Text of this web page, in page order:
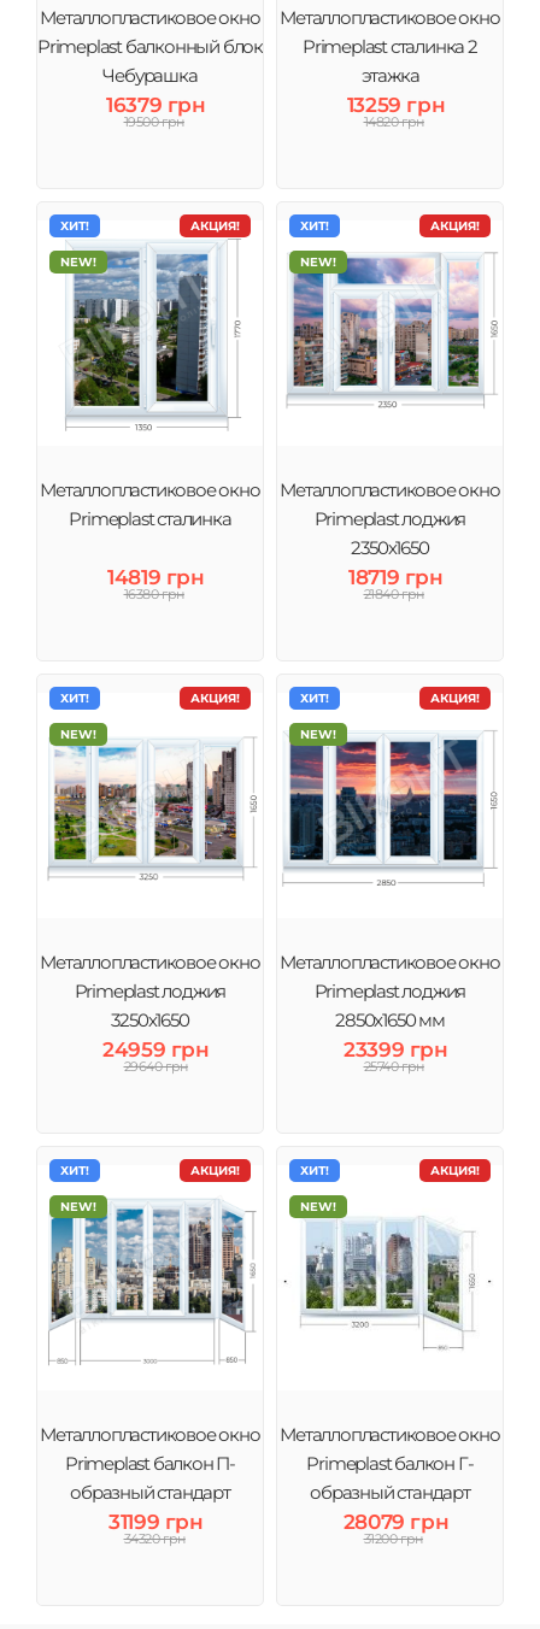
Металлопластиковое окно
Primeplast балконный блок
Чебурашка
16379 грн
19500 грн
Металлопластиковое окно
Primeplast сталинка 2
этажка
13259 грн
14820 грн
АКЦИЯ!
ХИТ!
NEW!
Металлопластиковое окно
Primeplast сталинка
14819 грн
16380 грн
АКЦИЯ!
ХИТ!
NEW!
Металлопластиковое окно
Primeplast лоджия
2350х1650
18719 грн
21840 грн
АКЦИЯ!
ХИТ!
NEW!
Металлопластиковое окно
Primeplast лоджия
3250х1650
24959 грн
29640 грн
АКЦИЯ!
ХИТ!
NEW!
Металлопластиковое окно
Primeplast лоджия
2850х1650 мм
23399 грн
25740 грн
АКЦИЯ!
ХИТ!
NEW!
Металлопластиковое окно
Primeplast балкон П-
образный стандарт
31199 грн
34320 грн
АКЦИЯ!
ХИТ!
NEW!
Металлопластиковое окно
Primeplast балкон Г-
образный стандарт
большой
28079 грн
31200 грн